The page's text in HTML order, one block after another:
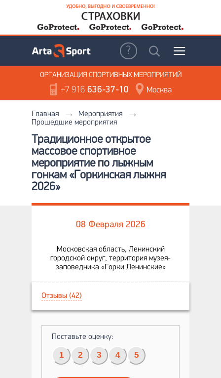
ОРГАНИЗАЦИЯ СПОРТИВНЫХ МЕРОПРИЯТИЙ
+7 916636-37-10 Москва
Главная
Мероприятия
Прошедшие мероприятия
Традиционное открытое
массовое спортивное
мероприятие по лыжным
гонкам «Горкинская лыжня
2026»
08 Февраля 2026
Московская область, Ленинский
городской округ, территория музея-
заповедника «Горки Ленинские»
Отзывы (42)
Поставьте оценку:
1 2 3 4 5